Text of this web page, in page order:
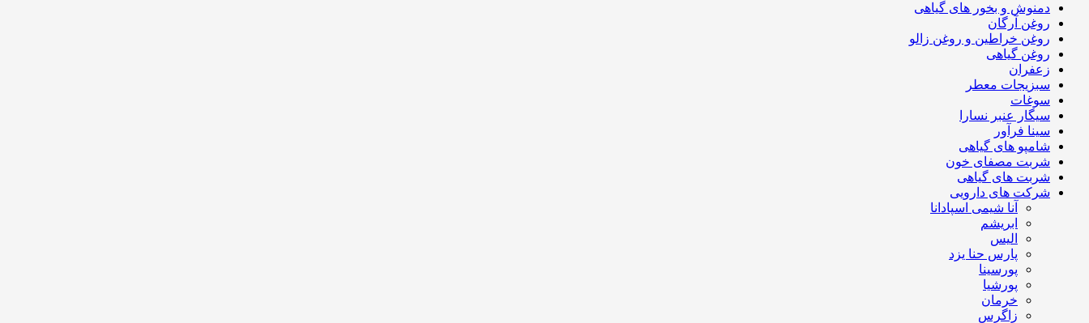
دمنوش و بخور های گیاهی
روغن آرگان
روغن خراطین و روغن زالو
روغن گیاهی
زعفران
سبزیجات معطر
سوغات
سیگار عنبر نسارا
سینا فرآور
شامپو های گیاهی
شربت مصفای خون
شربت های گیاهی
شرکت های دارویی
آنا شیمی اسپادانا
ابریشم
الیس
پارس حنا یزد
پورسینا
پورشیا
خرمان
زاگرس